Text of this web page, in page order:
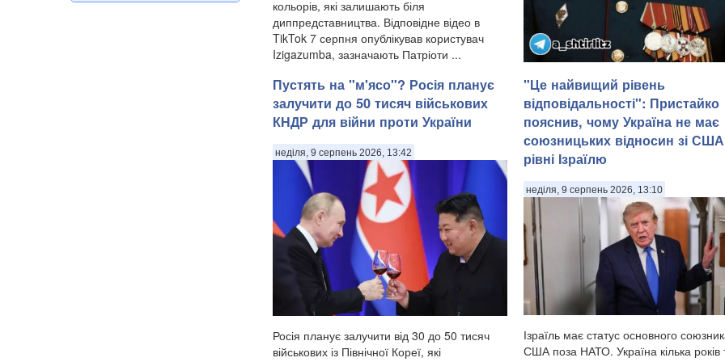
кольорів, які залишають біля
диппредставництва. Відповідне відео в
TikTok 7 серпня опублікував користувач
Izigazumba, зазначають Патріоти ...
У Донецькій області українська армія
ліквідувала російського офіцера,
полковника ЗС РФ Сергія Хвалова.
Ворожий військовий раніше двічі
Башара Асада, передають Патріоти
України. Про це повідомив
Пустять на "м'ясо"? Росія планує
залучити до 50 тисяч військових
КНДР для війни проти України
неділя, 9 серпень 2026, 13:42
Росія планує залучити від 30 до 50 тисяч
військових із Північної Кореї, які
"Це найвищий рівень
відповідальності": Пристайко
пояснив, чому Україна не має
союзницьких відносин зі
рівні Ізраїлю
неділя, 9 серпень 2026, 13:10
Ізраїль має статус основного
США поза НАТО. Україна кілька років